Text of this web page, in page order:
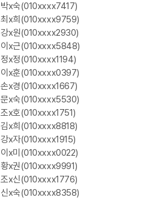
박x숙(010xxxx7417)
최x희(010xxxx9759)
강x원(010xxxx2930)
이x근(010xxxx5848)
정x정(010xxxx1194)
이x훈(010xxxx0397)
손x경(010xxxx1667)
문x숙(010xxxx5530)
조x호(010xxxx1751)
김x희(010xxxx8818)
강x자(010xxxx1915)
이x미(010xxxx0022)
황x권(010xxxx9991)
조x신(010xxxx1776)
신x숙(010xxxx8358)